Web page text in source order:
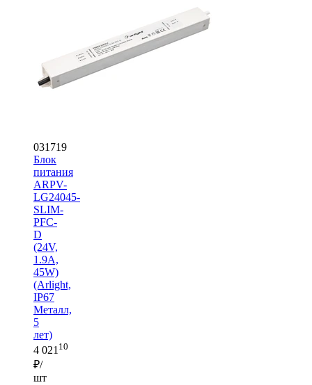
031719
Блок
питания
ARPV-
LG24045-
SLIM-
PFC-
D
(24V,
1.9A,
45W)
(Arlight,
IP67
Металл,
5
лет)
4 021 10
₽/
шт